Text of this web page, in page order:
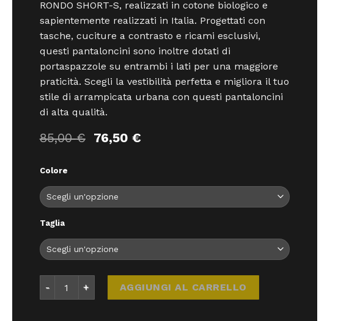
RONDO SHORT-S, realizzati in cotone biologico e
sapientemente realizzati in Italia. Progettati con
tasche, cuciture a contrasto e ricami esclusivi,
questi pantaloncini sono inoltre dotati di
portaspazzole su entrambi i lati per una maggiore
praticità. Scegli la vestibilità perfetta e migliora il tuo
stile di arrampicata urbana con questi pantaloncini
di alta qualità.
85,00€ Il
prezzo
85,00 €.
76,50 €Il
76,50 €.
Colore
Taglia
AGGIUNGI AL CARRELLO